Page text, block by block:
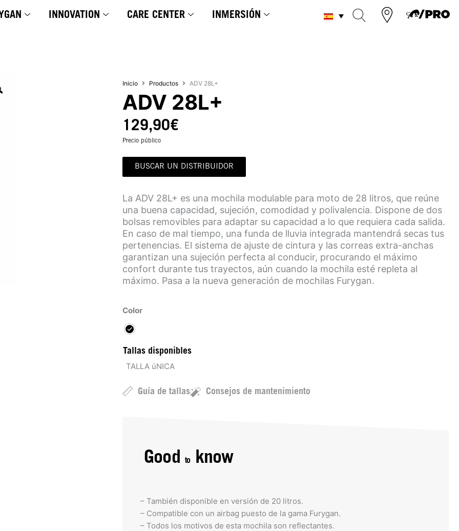
INNOVATION CARE CENTER INMERSIÓN
Inicio Productos ADV 28L+
ADV 28L+
129,90€
Precio público
BUSCAR UN DISTRIBUIDOR
La ADV 28L+ es una mochila modulable para moto de 28 litros, que reúne
una buena capacidad, sujeción, comodidad y polivalencia. Dispone de dos
bolsas removibles para adaptar su capacidad a lo que requiera cada salida.
En caso de mal tiempo, una funda de lluvia integrada mantendrá secas tus
pertenencias. El sistema de ajuste de cintura y las correas extra-anchas
garantizan una sujeción perfecta al conducir, procurando el máximo
confort durante tus trayectos, aún cuando la mochila esté repleta al
máximo. Pasa a la nueva generación de mochilas Furygan.
Color
Tallas disponibles
TALLA úNICA
Guía de tallas Consejos de mantenimiento
Good toknow
– También disponible en versión de 20 litros.
– Compatible con un airbag puesto de la gama Furygan.
– Todos los motivos de esta mochila son reflectantes.